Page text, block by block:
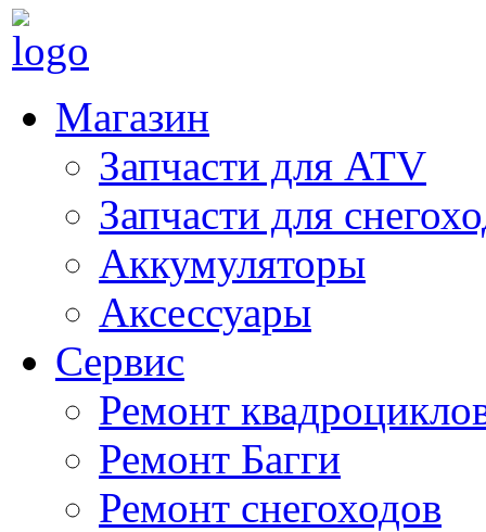
Магазин
Запчасти для ATV
Запчасти для
Аккумуляторы
Аксессуары
Сервис
Ремонт
Ремонт Багги
Ремонт снегоходов